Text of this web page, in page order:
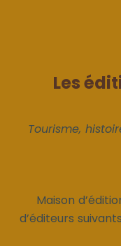
Les
Tourisme,
Maison
d’éditeurs